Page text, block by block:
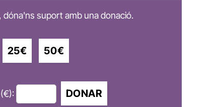
dóna'ns suport amb una donació.
25€ 50€
DONAR